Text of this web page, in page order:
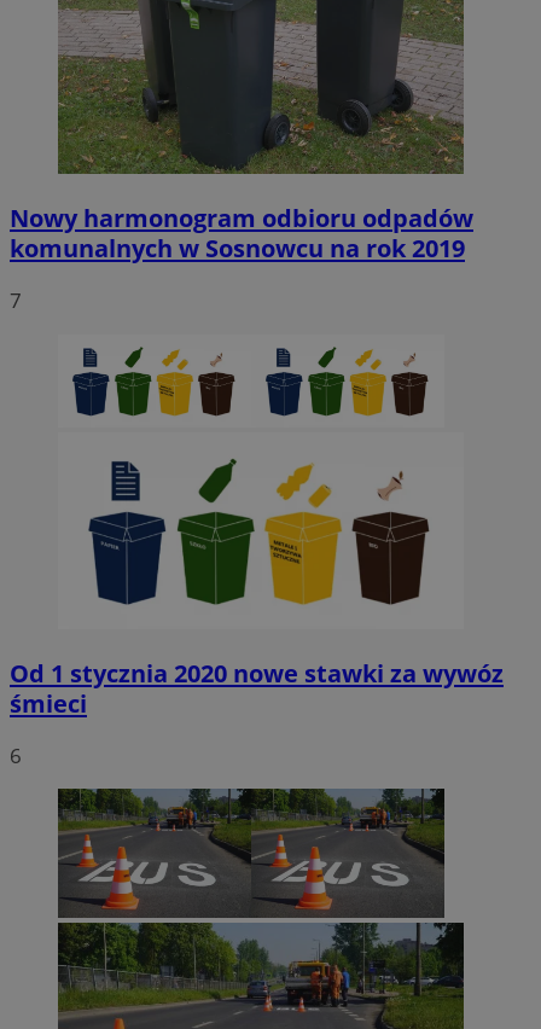
Nowy harmonogram odbioru odpadów
komunalnych w Sosnowcu na rok 2019
7
Od 1 stycznia 2020 nowe stawki za wywóz
śmieci
6